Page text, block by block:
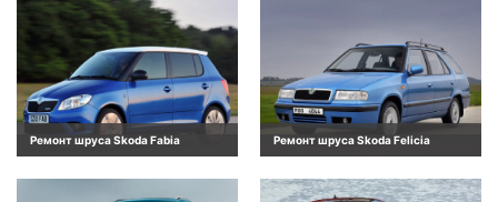
Ремонт шруса Skoda Fabia Ремонт шруса Skoda Felicia